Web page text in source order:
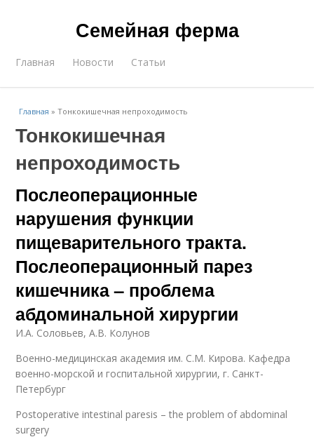
Семейная ферма
Главная Новости Статьи
Главная »Тонкокишечная непроходимость
Тонкокишечная
непроходимость
Послеоперационные
нарушения функции
пищеварительного тракта.
Послеоперационный парез
кишечника – проблема
абдоминальной хирургии
И.А. Соловьев, А.В. Колунов
Военно-медицинская академия им. С.М. Кирова. Кафедра
военно-морской и госпитальной хирургии, г. Санкт-
Петербург
Postoperative intestinal paresis – the problem of abdominal
surgery